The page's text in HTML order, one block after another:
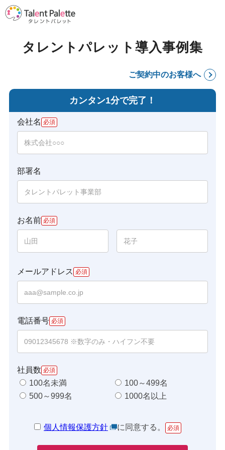
タレントパレット導入事例集
ご契約中のお客様へ
カンタン1分で完了！
会社名
部署名
お名前
メールアドレス
電話番号
社員数
100名未満
100～499名
500～999名
1000名以上
個人情報保護方針 に同意する。